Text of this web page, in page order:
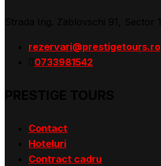
rezervari@prestigetours.ro
0733981542
Contact
Hoteluri
Contract cadru